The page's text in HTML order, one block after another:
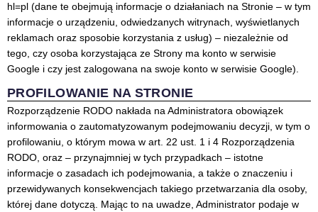
hl=pl (dane te obejmują informacje o działaniach na Stronie – w tym
informacje o urządzeniu, odwiedzanych witrynach, wyświetlanych
reklamach oraz sposobie korzystania z usług) – niezależnie od
tego, czy osoba korzystająca ze Strony ma konto w serwisie
Google i czy jest zalogowana na swoje konto w serwisie Google).
PROFILOWANIE NA STRONIE
Rozporządzenie RODO nakłada na Administratora obowiązek
informowania o zautomatyzowanym podejmowaniu decyzji, w tym o
profilowaniu, o którym mowa w art. 22 ust. 1 i 4 Rozporządzenia
RODO, oraz – przynajmniej w tych przypadkach – istotne
informacje o zasadach ich podejmowania, a także o znaczeniu i
przewidywanych konsekwencjach takiego przetwarzania dla osoby,
której dane dotyczą. Mając to na uwadze, Administrator podaje w